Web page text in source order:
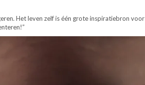
Het leven zelf is één grote inspiratiebron voor